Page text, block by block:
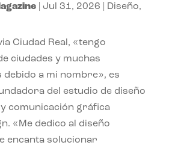
| Jul 31, 2026 Diseño,
Ciudad Real, «tengo
ciudades y muchas
debido a mi nombre», es
del estudio de diseño
comunicación gráfica
«Me dedico al diseño
encanta solucionar